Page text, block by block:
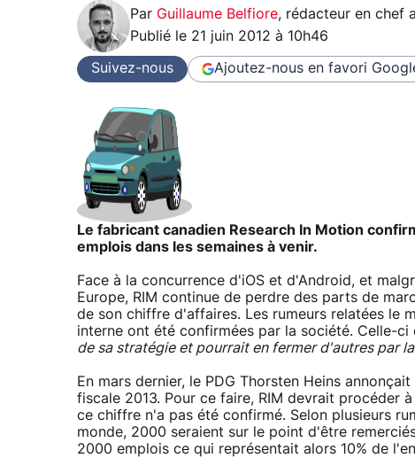
Par Guillaume Belfiore, rédacteur en chef
Publié le 21 juin 2012 à 10h46
Suivez-nous Ajoutez-nous en favori
Le fabricant canadien Research In Motion
emplois dans les semaines à venir.
Face à la concurrence d'iOS et d'Android, et
Europe, RIM continue de perdre des parts de
de son chiffre d'affaires. Les rumeurs relatées le
interne ont été confirmées par la société. Celle-ci
de sa stratégie et pourrait en fermer d'autres par
En mars dernier, le PDG Thorsten Heins
fiscale 2013. Pour ce faire, RIM devrait procéder
ce chiffre n'a pas été confirmé. Selon plusieurs
monde, 2000 seraient sur le point d'être
2000 emplois ce qui représentait alors 10% de